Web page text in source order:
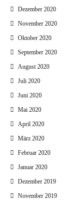
Dezember 2020
November 2020
Oktober 2020
September 2020
August 2020
Juli 2020
Juni 2020
Mai 2020
April 2020
März 2020
Februar 2020
Januar 2020
Dezember 2019
November 2019